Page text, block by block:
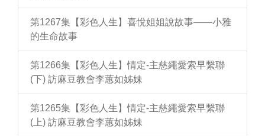
第1267集【彩色人生】喜悅姐姐說故事——小雅
的生命故事
第1266集【彩色人生】情定-主慈繩愛索早繫聯
(下) 訪麻豆教會李蕙如姊妹
第1265集【彩色人生】情定-主慈繩愛索早繫聯
(上) 訪麻豆教會李蕙如姊妹